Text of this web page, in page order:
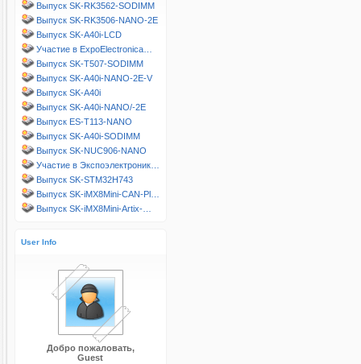
Выпуск SK-RK3562-SODIMM
Выпуск SK-RK3506-NANO-2E
Выпуск SK-A40i-LCD
Участие в ExpoElectronica…
Выпуск SK-T507-SODIMM
Выпуск SK-A40i-NANO-2E-V
Выпуск SK-A40i
Выпуск SK-A40i-NANO/-2E
Выпуск ES-T113-NANO
Выпуск SK-A40i-SODIMM
Выпуск SK-NUC906-NANO
Участие в Экспоэлектроник…
Выпуск SK-STM32H743
Выпуск SK-iMX8Mini-CAN-Pl…
Выпуск SK-iMX8Mini-Artix-…
User Info
Добро пожаловать,
Guest